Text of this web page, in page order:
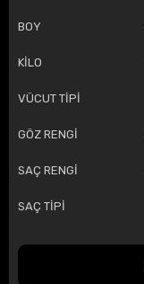
BOY
KİLO
VÜCUT TİPİ
GÖZ RENGİ
SAÇ RENGİ
SAÇ TİPİ